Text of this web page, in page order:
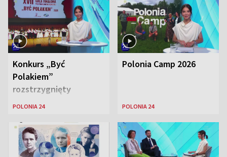
Konkurs „Być
Polakiem”
rozstrzygnięty
POLONIA 24
Polonia Camp 2026
POLONIA 24